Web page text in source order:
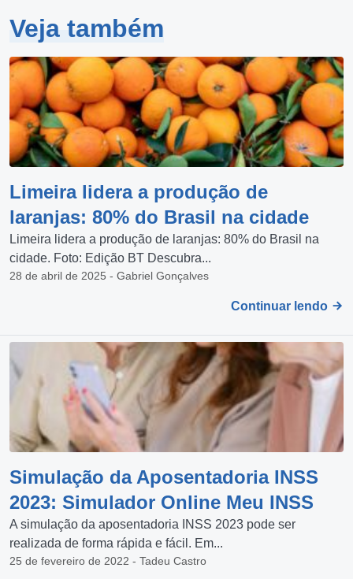
Veja também
Limeira lidera a produção de
laranjas: 80% do Brasil na cidade
Limeira lidera a produção de laranjas: 80% do Brasil na
cidade. Foto: Edição BT Descubra...
28 de abril de 2025 - Gabriel Gonçalves
Continuar lendo
Simulação da Aposentadoria INSS
2023: Simulador Online Meu INSS
A simulação da aposentadoria INSS 2023 pode ser
realizada de forma rápida e fácil. Em...
25 de fevereiro de 2022 - Tadeu Castro